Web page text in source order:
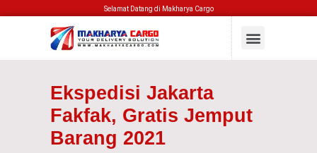
Selamat Datang di Makharya Cargo
Ekspedisi Jakarta
Fakfak, Gratis Jemput
Barang 2021